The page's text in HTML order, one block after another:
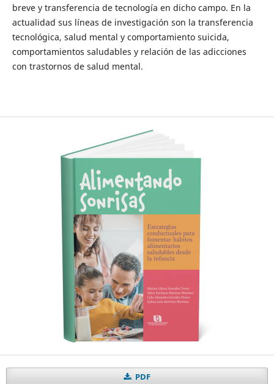
breve y transferencia de tecnología en dicho campo. En la
actualidad sus líneas de investigación son la transferencia
tecnológica, salud mental y comportamiento suicida,
comportamientos saludables y relación de las adicciones
con trastornos de salud mental.
PDF